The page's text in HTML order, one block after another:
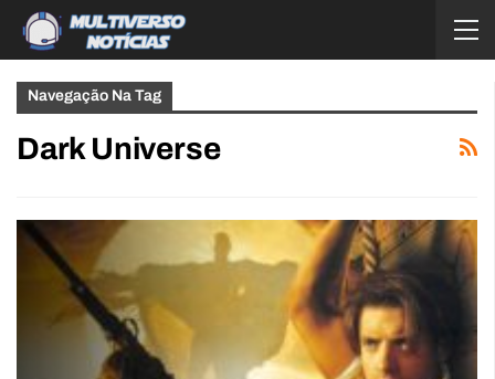
Navegação Na Tag
Dark Universe